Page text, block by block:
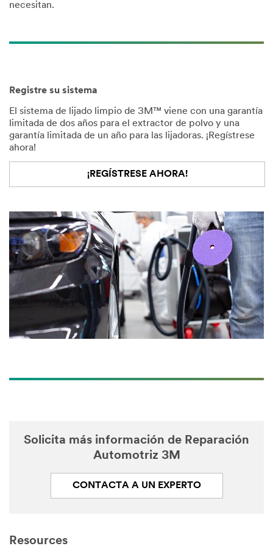
Addre
Address
City
Zip/Postal
Industry
Select One
Numb
repair shop
technicians
Preferr
Visit:
currently
necesitan.
Registre su sistema
El sistema de lijado limpio de 3M™ viene con una garantía
limitada de dos años para el extractor de polvo y una
garantía limitada de un año para las lijadoras. ¡Regístrese
ahora!
¡REGÍSTRESE AHORA!
Solicita más información de Reparación
Automotriz 3M
CONTACTA A UN EXPERTO
Resources